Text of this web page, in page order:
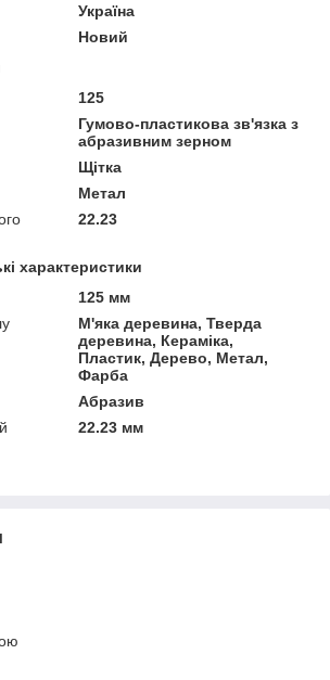
Україна
Новий
125
Гумово-пластикова зв'язка з
абразивним зерном
Щітка
Метал
22.23
характеристики
125 мм
М'яка деревина, Тверда
деревина, Кераміка,
Пластик, Дерево, Метал,
Фарба
Абразив
22.23 мм